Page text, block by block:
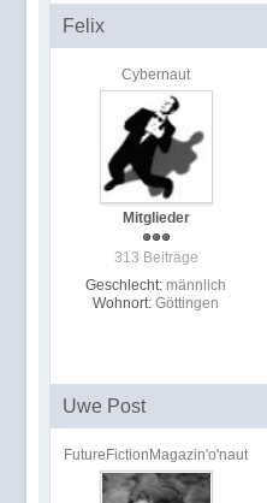
Felix
Cybernaut
Mitglieder
313 Beiträge
Geschlecht: männlich
Wohnort: Göttingen
Uwe Post
FutureFictionMagazin'o'naut